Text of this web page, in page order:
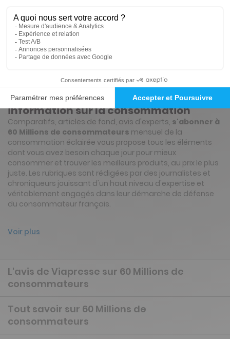
Présentation du magazine 60 Millions de
consommateurs
60 Millions de Consommateurs vous
offre chaque mois la meilleure
information sur la consommation
Comparatifs, articles de fond, avis d'experts, s'abonner à
60 Millions de consommateurs mensuel de la
consommation éclairée vous propose tous les éléments
dont vous avez besoin chaque jour pour mieux
consommer et trouver les meilleurs produits, au prix le plus
juste. Les rubriques sont rédigées par des journalistes et
chroniqueurs jouissant d'un haut niveau d'expertise et
véritablement engagés dans leur démarche de défense
du consommateur français.
Voir plus
L'avis de Viapresse sur 60 Millions de
consommateurs
Tout savoir sur 60 Millions de
consommateurs